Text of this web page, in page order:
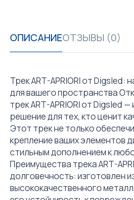
ОПИСАНИЕОТЗЫВЫ (0)
Трек ART-APRIORI от Digsled:
для вашего пространства
трек ART-APRIORI от Digsled
решение для тех, кто ценит
Этот трек не только
крепление ваших элементов
стильным дополнением к
Преимущества трека ART-
долговечность: изготовлен
высококачественного